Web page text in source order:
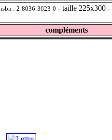
isbn : 2-8036-3023-0 - taille 225x300 -
compléments